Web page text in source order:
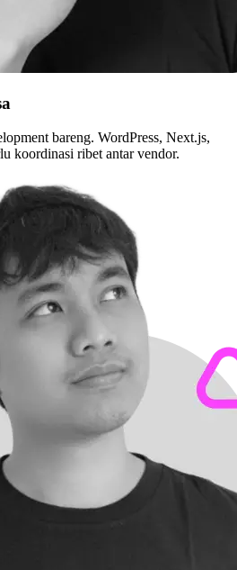
bareng. WordPress, Next.js,
koordinasi ribet antar vendor.